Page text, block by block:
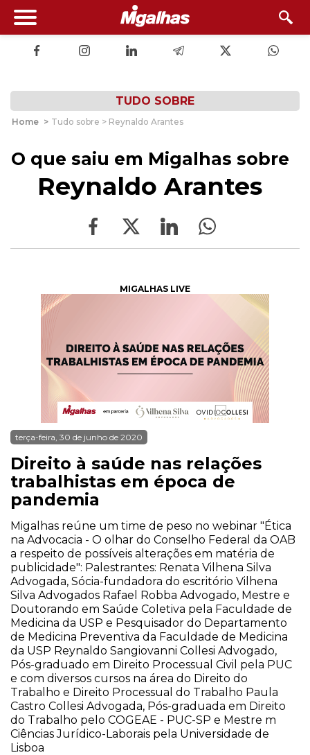
TUDO SOBRE
Home > Tudo sobre > Reynaldo Arantes
O que saiu em Migalhas sobre
Reynaldo Arantes
MIGALHAS LIVE
terça-feira, 30 de junho de 2020
Direito à saúde nas relações
trabalhistas em época de
pandemia
Migalhas reúne um time de peso no webinar "Ética
na Advocacia - O olhar do Conselho Federal da OAB
a respeito de possíveis alterações em matéria de
publicidade": Palestrantes: Renata Vilhena Silva
Advogada, Sócia-fundadora do escritório Vilhena
Silva Advogados Rafael Robba Advogado, Mestre e
Doutorando em Saúde Coletiva pela Faculdade de
Medicina da USP e Pesquisador do Departamento
de Medicina Preventiva da Faculdade de Medicina
da USP Reynaldo Sangiovanni Collesi Advogado,
Pós-graduado em Direito Processual Civil pela PUC
e com diversos cursos na área do Direito do
Trabalho e Direito Processual do Trabalho Paula
Castro Collesi Advogada, Pós-graduada em Direito
do Trabalho pelo COGEAE - PUC-SP e Mestre m
Ciências Jurídico-Laborais pela Universidade de
Lisboa